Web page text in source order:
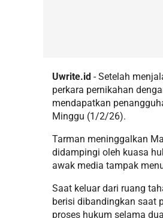
Uwrite.id - Setelah
perkara pernikahan
mendapatkan
Minggu (1/2/26).
Tarman meninggalkan
didampingi oleh kuasa
awak media tampak
Saat keluar dari ruang
berisi dibandingkan saat
proses hukum selama